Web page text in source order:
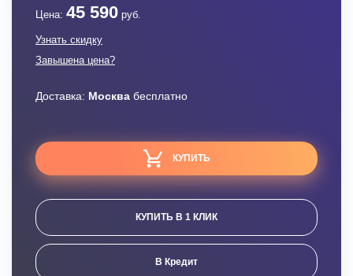
Цена: 45 590 руб.
Узнать скидку
Завышена цена?
Доставка: Москва бесплатно
КУПИТЬ
КУПИТЬ В 1 КЛИК
В Кредит